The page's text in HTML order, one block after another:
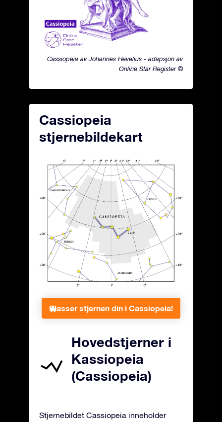
Cassiopeia av Johannes Hevelius - adapsjon av
Online Star Register ©
Cassiopeia
stjernebildekart
Plasser stjernen din i Cassiopeia!
Hovedstjerner i
Kassiopeia
(Cassiopeia)
Stjernebildet Cassiopeia inneholder